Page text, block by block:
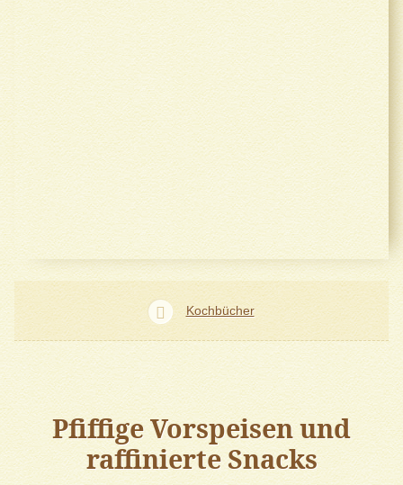
Kochbücher
Pfiffige Vorspeisen und
raffinierte Snacks